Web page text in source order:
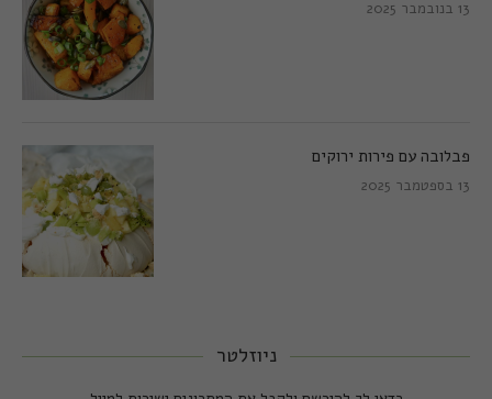
13 בנובמבר 2025
פבלובה עם פירות ירוקים
13 בספטמבר 2025
ניוזלטר